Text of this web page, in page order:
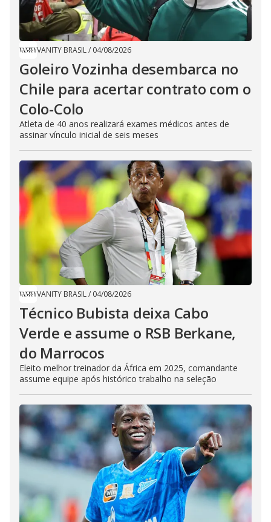
VANITY BRASIL/ 04/08/2026
Goleiro Vozinha desembarca no
Chile para acertar contrato com o
Colo-Colo
Atleta de 40 anos realizará exames médicos antes de
assinar vínculo inicial de seis meses
VANITY BRASIL/ 04/08/2026
Técnico Bubista deixa Cabo
Verde e assume o RSB Berkane,
do Marrocos
Eleito melhor treinador da África em 2025, comandante
assume equipe após histórico trabalho na seleção